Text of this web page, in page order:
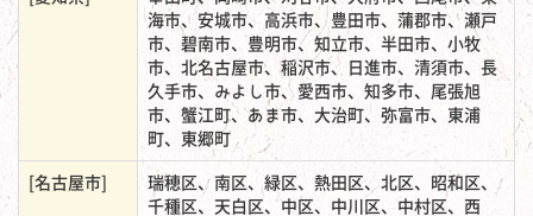
海市、安城市、高浜市、豊田市、蒲郡市、瀬戸
市、碧南市、豊明市、知立市、半田市、小牧
市、北名古屋市、稲沢市、日進市、清須市、長
久手市、みよし市、愛西市、知多市、尾張旭
市、蟹江町、あま市、大治町、弥富市、東浦
町、東郷町
[名古屋市]
瑞穂区、南区、緑区、熱田区、北区、昭和区、
千種区、天白区、中区、中川区、中村区、西